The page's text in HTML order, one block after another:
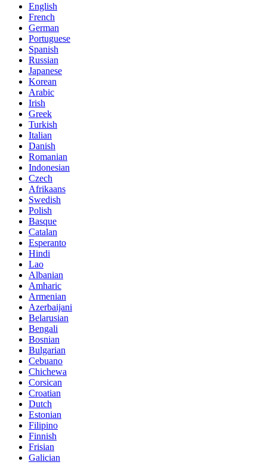
English
French
German
Portuguese
Spanish
Russian
Japanese
Korean
Arabic
Irish
Greek
Turkish
Italian
Danish
Romanian
Indonesian
Czech
Afrikaans
Swedish
Polish
Basque
Catalan
Esperanto
Hindi
Lao
Albanian
Amharic
Armenian
Azerbaijani
Belarusian
Bengali
Bosnian
Bulgarian
Cebuano
Chichewa
Corsican
Croatian
Dutch
Estonian
Filipino
Finnish
Frisian
Galician